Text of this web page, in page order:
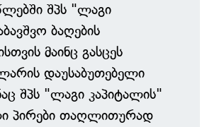
შპს "ლაგი
ბაღების
მაინც გასცეს
დაუსაბუთებელი
შპს "ლაგი კაპიტალის"
პირები თაღლითურად